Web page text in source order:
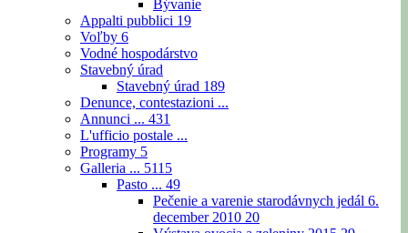
Bývanie
Appalti pubblici 19
Voľby 6
Vodné hospodárstvo
Stavebný úrad
Stavebný úrad 189
Denunce, contestazioni ...
Annunci ... 431
L'ufficio postale ...
Programy 5
Galleria ... 5115
Pasto ... 49
Pečenie a varenie starodávnych jedál 6.
december 2010 20